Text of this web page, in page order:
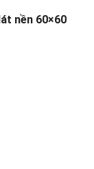
nền 60×60